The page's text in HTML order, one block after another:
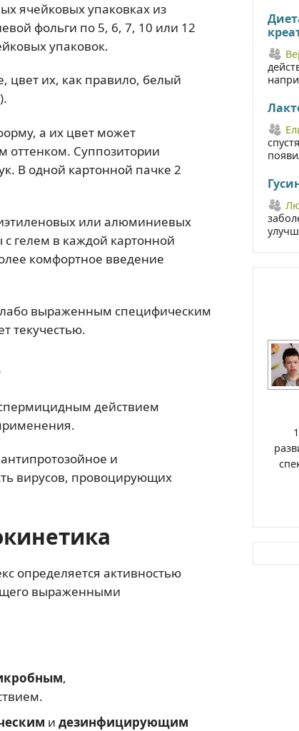
ячейковых упаковках из
фольги по 5, 6, 7, 10 или 12
упаковок.
цвет их, как правило, белый
а их цвет может
оттенком. Суппозитории
В одной картонной пачке 2
или алюминиевых
гелем в каждой картонной
комфортное введение
выраженным специфическим
текучестью.
действием
и
вирусов, провоцирующих
определяется активностью
выраженными
,
и дезинфицирующим